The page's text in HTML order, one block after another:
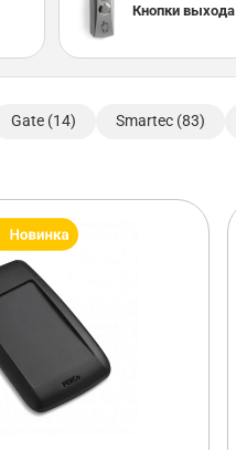
Кнопки выхода
Gate (14) Smartec (83)